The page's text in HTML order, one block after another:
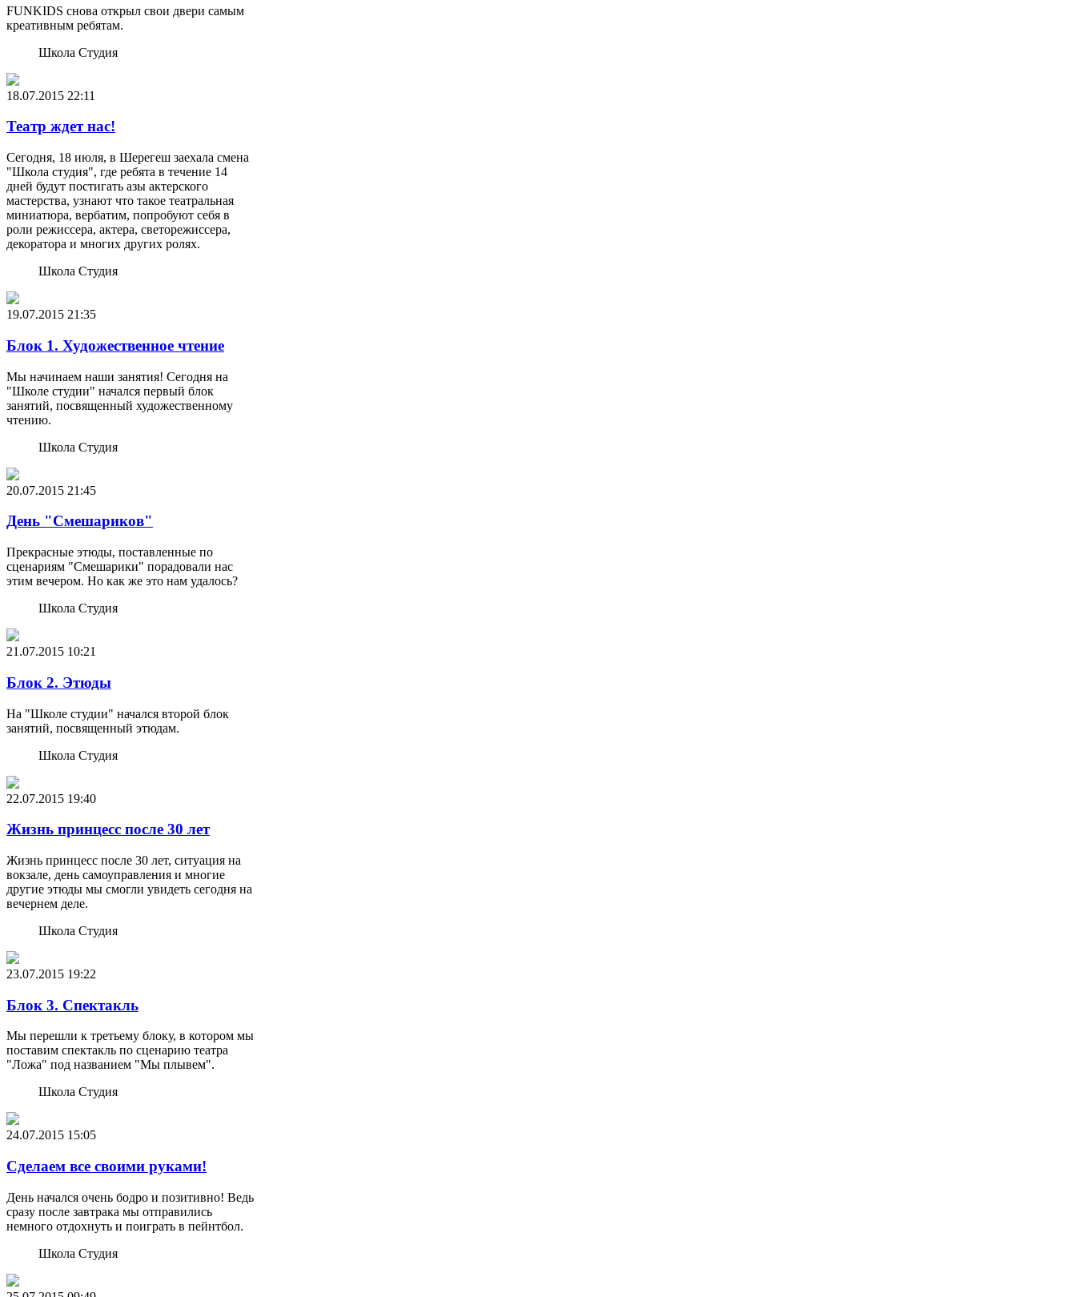
FUNKIDS снова открыл свои двери самым
креативным ребятам.
Школа Студия
18.07.2015 22:11
Театр ждет нас!
Сегодня, 18 июля, в Шерегеш заехала смена
"Школа студия", где ребята в течение 14
дней будут постигать азы актерского
мастерства, узнают что такое театральная
миниатюра, вербатим, попробуют себя в
роли режиссера, актера, светорежиссера,
декоратора и многих других ролях.
Школа Студия
19.07.2015 21:35
Блок 1. Художественное чтение
Мы начинаем наши занятия! Сегодня на
"Школе студии" начался первый блок
занятий, посвященный художественному
чтению.
Школа Студия
20.07.2015 21:45
День "Смешариков"
Прекрасные этюды, поставленные по
сценариям "Смешарики" порадовали нас
этим вечером. Но как же это нам удалось?
Школа Студия
21.07.2015 10:21
Блок 2. Этюды
На "Школе студии" начался второй блок
занятий, посвященный этюдам.
Школа Студия
22.07.2015 19:40
Жизнь принцесс после 30 лет
Жизнь принцесс после 30 лет, ситуация на
вокзале, день самоуправления и многие
другие этюды мы смогли увидеть сегодня на
вечернем деле.
Школа Студия
23.07.2015 19:22
Блок 3. Спектакль
Мы перешли к третьему блоку, в котором мы
поставим спектакль по сценарию театра
"Ложа" под названием "Мы плывем".
Школа Студия
24.07.2015 15:05
Сделаем все своими руками!
День начался очень бодро и позитивно! Ведь
сразу после завтрака мы отправились
немного отдохнуть и поиграть в пейнтбол.
Школа Студия